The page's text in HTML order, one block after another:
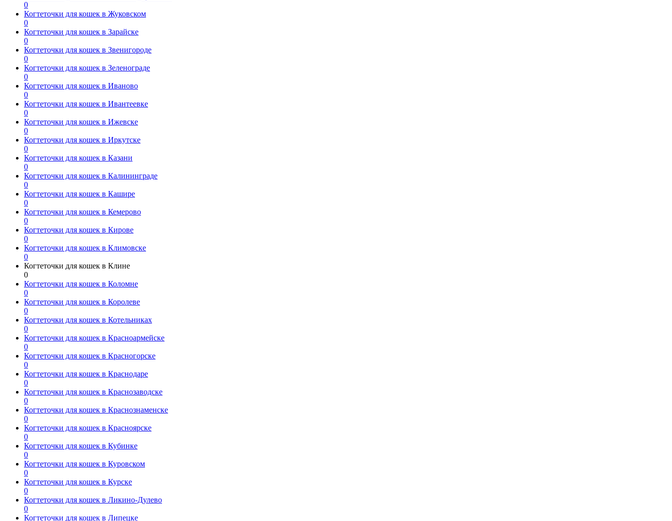
0
Когтеточки для кошек в Жуковском
0
Когтеточки для кошек в Зарайске
0
Когтеточки для кошек в Звенигороде
0
Когтеточки для кошек в Зеленограде
0
Когтеточки для кошек в Иваново
0
Когтеточки для кошек в Ивантеевке
0
Когтеточки для кошек в Ижевске
0
Когтеточки для кошек в Иркутске
0
Когтеточки для кошек в Казани
0
Когтеточки для кошек в Калининграде
0
Когтеточки для кошек в Кашире
0
Когтеточки для кошек в Кемерово
0
Когтеточки для кошек в Кирове
0
Когтеточки для кошек в Климовске
0
Когтеточки для кошек в Клине
0
Когтеточки для кошек в Коломне
0
Когтеточки для кошек в Королеве
0
Когтеточки для кошек в Котельниках
0
Когтеточки для кошек в Красноармейске
0
Когтеточки для кошек в Красногорске
0
Когтеточки для кошек в Краснодаре
0
Когтеточки для кошек в Краснозаводске
0
Когтеточки для кошек в Краснознаменске
0
Когтеточки для кошек в Красноярске
0
Когтеточки для кошек в Кубинке
0
Когтеточки для кошек в Куровском
0
Когтеточки для кошек в Курске
0
Когтеточки для кошек в Ликино-Дулево
0
Когтеточки для кошек в Липецке